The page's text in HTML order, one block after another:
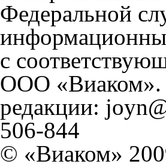
Федеральной
с
ООО «Виаком».
редакции:
506-844
© «Виаком»